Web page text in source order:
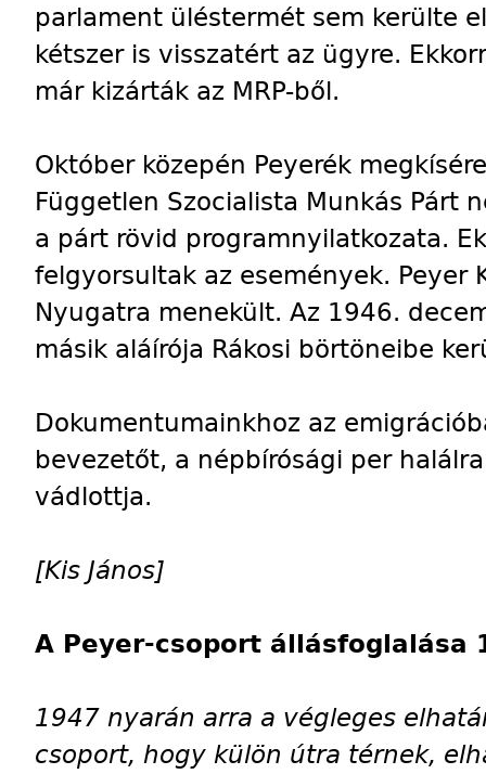
parlament üléstermét sem kerülte
kétszer is visszatért az ügyre.
már kizárták az MRP-ből.
Október közepén Peyerék
Független Szocialista Munkás Párt
a párt rövid programnyilatkozata.
felgyorsultak az események. Peyer
Nyugatra menekült. Az 1946.
másik aláírója Rákosi börtöneibe
Dokumentumainkhoz az
bevezetőt, a népbírósági per
vádlottja.
[Kis János]
A Peyer-csoport állásfoglalása
1947 nyarán arra a végleges
csoport, hogy külön útra térnek,